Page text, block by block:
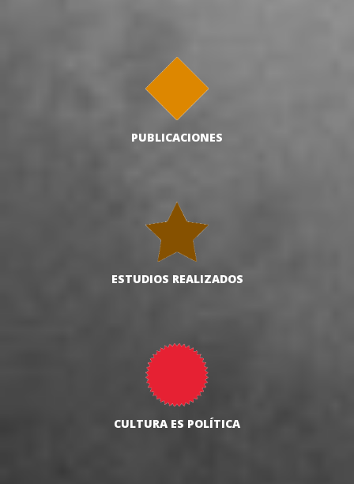
PUBLICACIONES
ESTUDIOS REALIZADOS
CULTURA ES POLÍTICA